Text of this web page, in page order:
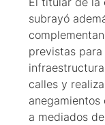
subrayó
previstas
calles y
a mediados